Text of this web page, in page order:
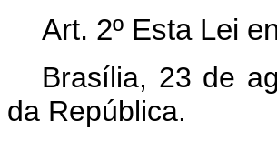
Art. 2º Esta Lei
Brasília, 23 de
da República.